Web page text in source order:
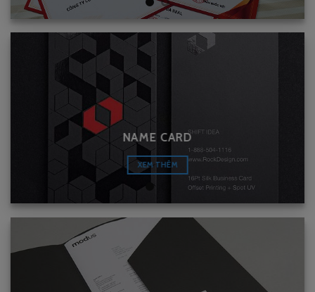
NAME CARD
XEM THÊM